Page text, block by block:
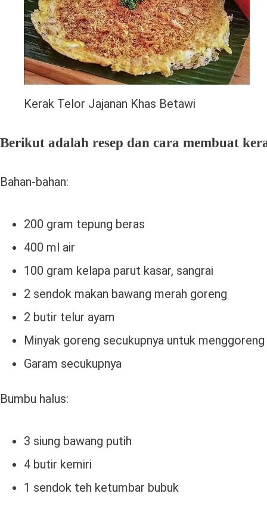
Kerak Telor Jajanan Khas Betawi
Berikut adalah resep dan cara membuat
Bahan-bahan:
200 gram tepung beras
400 ml air
100 gram kelapa parut kasar, sangrai
2 sendok makan bawang merah goreng
2 butir telur ayam
Minyak goreng secukupnya untuk menggoreng
Garam secukupnya
Bumbu halus:
3 siung bawang putih
4 butir kemiri
1 sendok teh ketumbar bubuk